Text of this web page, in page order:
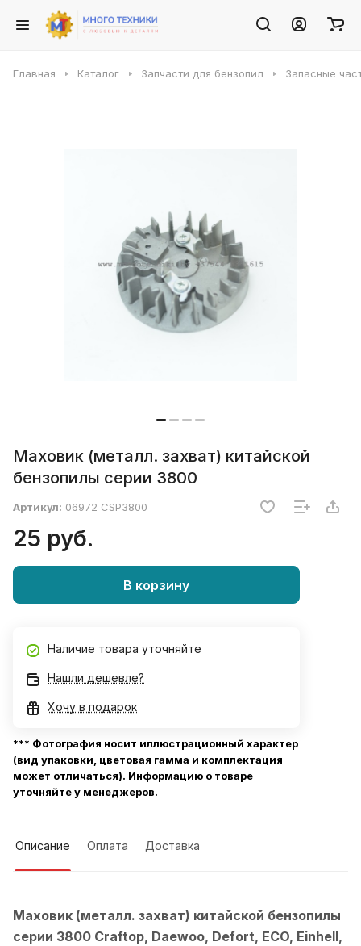
Главная Каталог Запчасти для бензопил Запасные
Маховик (металл. захват) китайской
бензопилы серии 3800
Артикул: 06972 CSP3800
25 руб.
В корзину
Наличие товара уточняйте
Нашли дешевле?
Хочу в подарок
*** Фотография носит иллюстрационный характер
(вид упаковки, цветовая гамма и комплектация
может отличаться). Информацию о товаре
уточняйте у менеджеров.
Описание Оплата Доставка
Маховик (металл. захват) китайской бензопилы
серии 3800 Craftop, Daewoo, Defort, ECO, Einhell,